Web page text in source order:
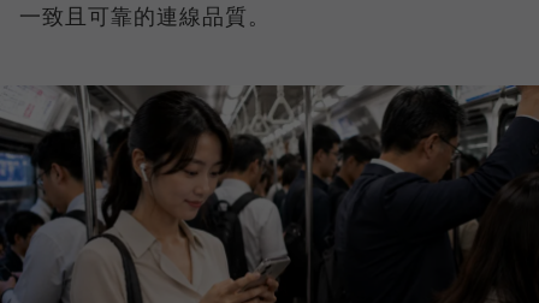
一致且可靠的連線品質。